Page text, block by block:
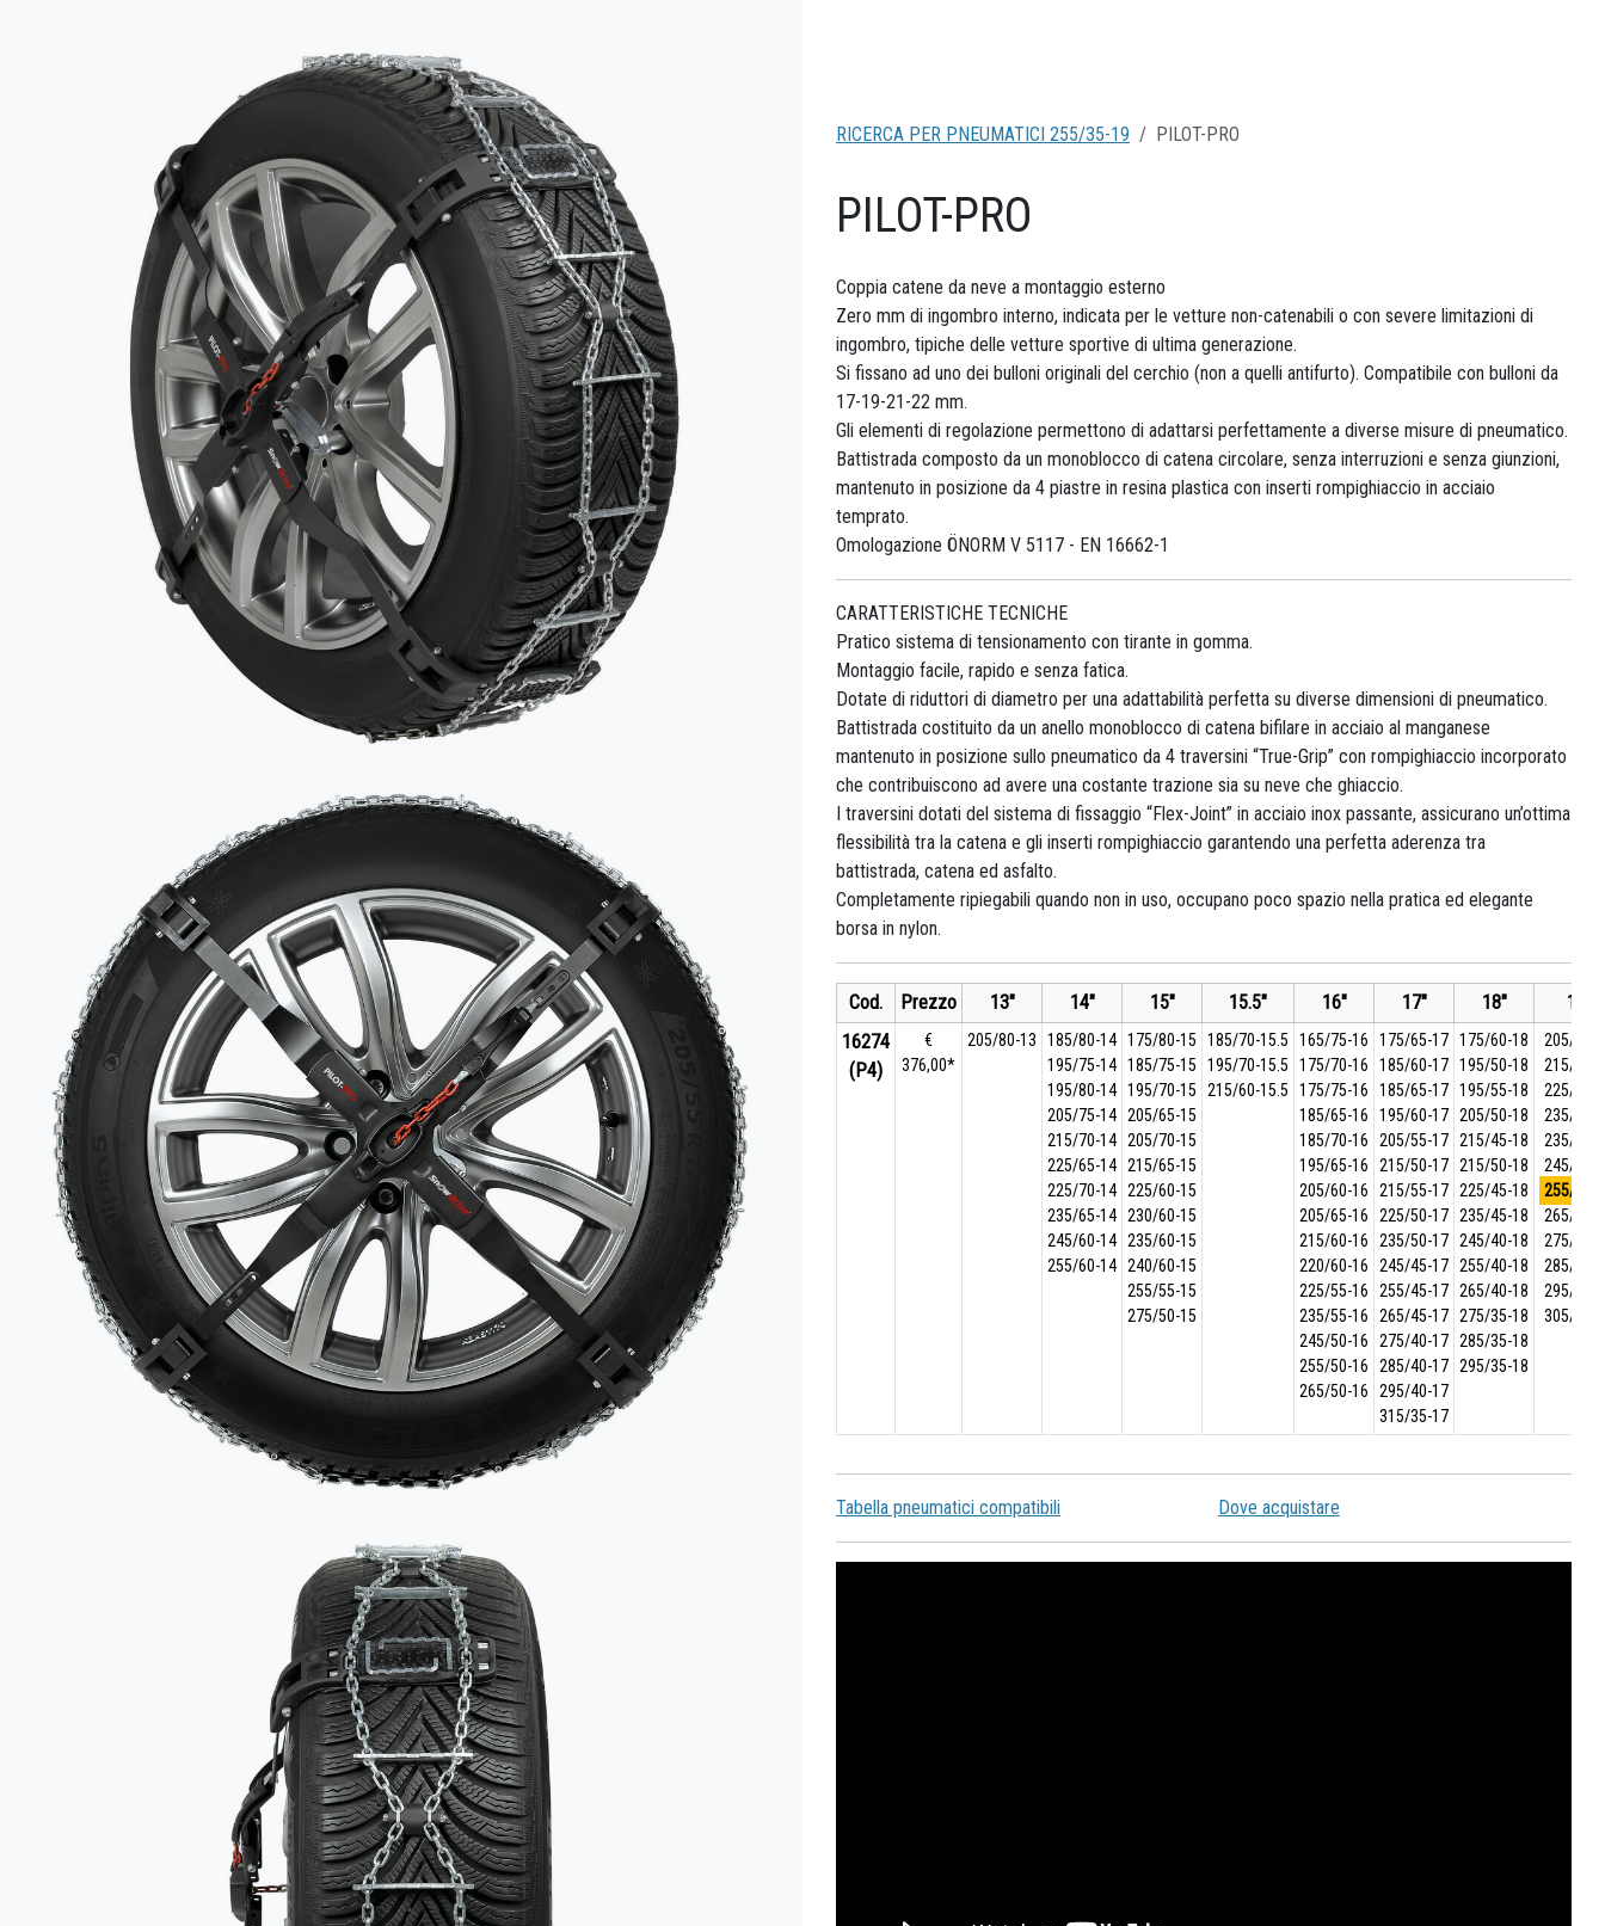
RICERCA PER PNEUMATICI 255/35-19 PILOT-PRO
PILOT-PRO
Coppia catene da neve a montaggio esterno
Zero mm di ingombro interno, indicata per le vetture non-catenabili o con severe limitazioni di
ingombro, tipiche delle vetture sportive di ultima generazione.
Si fissano ad uno dei bulloni originali del cerchio (non a quelli antifurto). Compatibile con bulloni da
17-19-21-22 mm.
Gli elementi di regolazione permettono di adattarsi perfettamente a diverse misure di pneumatico.
Battistrada composto da un monoblocco di catena circolare, senza interruzioni e senza giunzioni,
mantenuto in posizione da 4 piastre in resina plastica con inserti rompighiaccio in acciaio
temprato.
Omologazione ÖNORM V 5117 - EN 16662-1
CARATTERISTICHE TECNICHE
Pratico sistema di tensionamento con tirante in gomma.
Montaggio facile, rapido e senza fatica.
Dotate di riduttori di diametro per una adattabilità perfetta su diverse dimensioni di pneumatico.
Battistrada costituito da un anello monoblocco di catena bifilare in acciaio al manganese
mantenuto in posizione sullo pneumatico da 4 traversini “True-Grip” con rompighiaccio incorporato
che contribuiscono ad avere una costante trazione sia su neve che ghiaccio.
I traversini dotati del sistema di fissaggio “Flex-Joint” in acciaio inox passante, assicurano un’ottima
flessibilità tra la catena e gli inserti rompighiaccio garantendo una perfetta aderenza tra
battistrada, catena ed asfalto.
Completamente ripiegabili quando non in uso, occupano poco spazio nella pratica ed elegante
borsa in nylon.
Cod. Prezzo 13" 14" 15" 15.5" 16" 17" 18"
19"
16274
(P4)
€
376,00*
205/80-13
185/80-14
195/75-14
195/80-14
205/75-14
215/70-14
225/65-14
225/70-14
235/65-14
245/60-14
255/60-14
175/80-15
185/75-15
195/70-15
205/65-15
205/70-15
215/65-15
225/60-15
230/60-15
235/60-15
240/60-15
255/55-15
275/50-15
185/70-15.5
195/70-15.5
215/60-15.5
165/75-16
175/70-16
175/75-16
185/65-16
185/70-16
195/65-16
205/60-16
205/65-16
215/60-16
220/60-16
225/55-16
235/55-16
245/50-16
255/50-16
265/50-16
175/65-17
185/60-17
185/65-17
195/60-17
205/55-17
215/50-17
215/55-17
225/50-17
235/50-17
245/45-17
255/45-17
265/45-17
275/40-17
285/40-17
295/40-17
315/35-17
175/60-18
195/50-18
195/55-18
205/50-18
215/45-18
215/50-18
225/45-18
235/45-18
245/40-18
255/40-18
265/40-18
275/35-18
285/35-18
295/35-18
205/45-
215/40-
225/40-
235/35-
235/40-
245/35-
255/35-
265/35-
275/30-
285/30-
295/30-
305/30-
Tabella pneumatici compatibili Dove acquistare